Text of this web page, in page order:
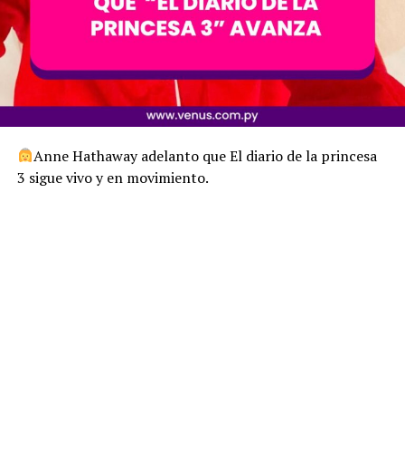
Anne Hathaway adelanto que El diario de la princesa
3 sigue vivo y en movimiento.